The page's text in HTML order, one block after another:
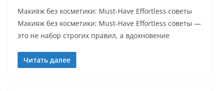
Макияж без косметики: Must-Have Effortless советы
Макияж без косметики: Must-Have Effortless советы —
это не набор строгих правил, а вдохновение
Читать далее